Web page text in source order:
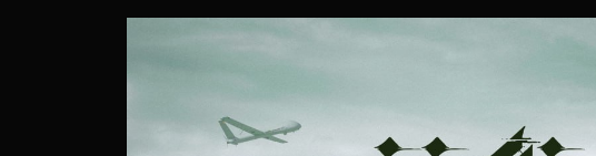
زخم‌هایی که در خاک می‌ماند